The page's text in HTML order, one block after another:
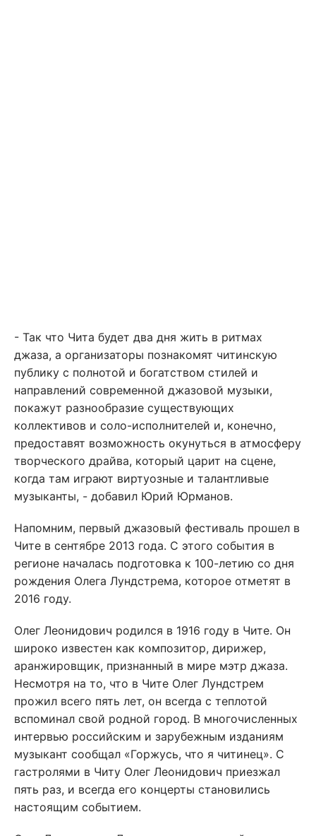
- Так что Чита будет два дня жить в ритмах
джаза, а организаторы познакомят читинскую
публику с полнотой и богатством стилей и
направлений современной джазовой музыки,
покажут разнообразие существующих
коллективов и соло-исполнителей и, конечно,
предоставят возможность окунуться в атмосферу
творческого драйва, который царит на сцене,
когда там играют виртуозные и талантливые
музыканты, - добавил Юрий Юрманов.
Напомним, первый джазовый фестиваль прошел в
Чите в сентябре 2013 года. С этого события в
регионе началась подготовка к 100-летию со дня
рождения Олега Лундстрема, которое отметят в
2016 году.
Олег Леонидович родился в 1916 году в Чите. Он
широко известен как композитор, дирижер,
аранжировщик, признанный в мире мэтр джаза.
Несмотря на то, что в Чите Олег Лундстрем
прожил всего пять лет, он всегда с теплотой
вспоминал свой родной город. В многочисленных
интервью российским и зарубежным изданиям
музыкант сообщал «Горжусь, что я читинец». С
гастролями в Читу Олег Леонидович приезжал
пять раз, и всегда его концерты становились
настоящим событием.